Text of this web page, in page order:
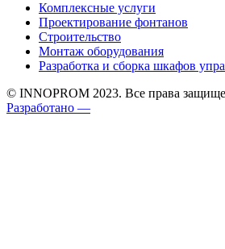
Комплексные услуги
Проектирование фонтанов
Строительство
Монтаж оборудования
Разработка и сборка шкафов
© INNOPROM 2023. Все права
Разработано —